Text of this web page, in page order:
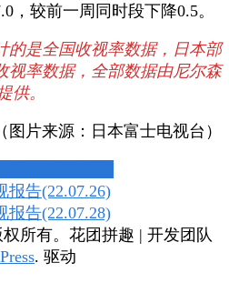
，较前一周同时段下降0.5。
的是全国收视率数据，日本部
视率数据，全部数据由尼尔森
供。
（图片来源：日本富士电视台）
报告(22.07.26)
报告(22.07.28)
所有。 花团拼趣 | 开发团队
. 驱动